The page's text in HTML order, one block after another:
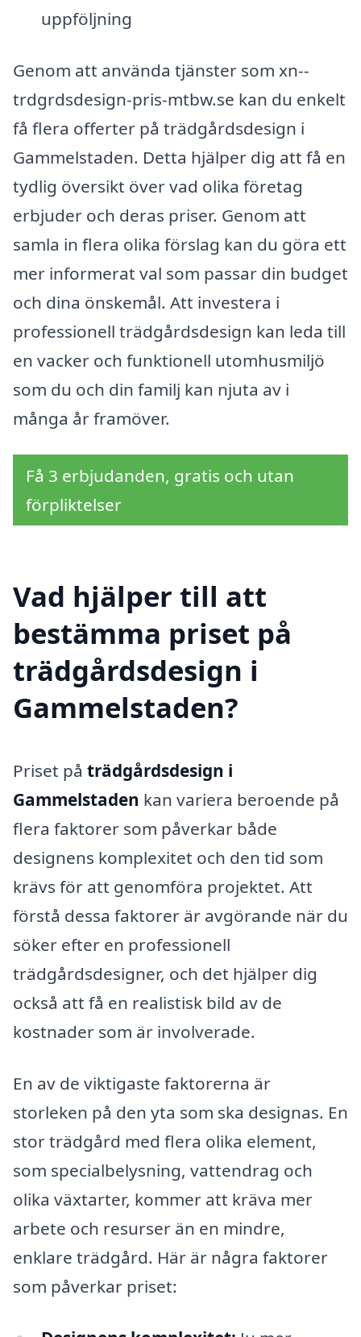
uppföljning
Genom att använda tjänster som xn--
trdgrdsdesign-pris-mtbw.se kan du enkelt
få flera offerter på trädgårdsdesign i
Gammelstaden. Detta hjälper dig att få en
tydlig översikt över vad olika företag
erbjuder och deras priser. Genom att
samla in flera olika förslag kan du göra ett
mer informerat val som passar din budget
och dina önskemål. Att investera i
professionell trädgårdsdesign kan leda till
en vacker och funktionell utomhusmiljö
som du och din familj kan njuta av i
många år framöver.
Få 3 erbjudanden, gratis och utan
förpliktelser
Vad hjälper till att
bestämma priset på
trädgårdsdesign i
Gammelstaden?
Priset på trädgårdsdesign i
Gammelstaden kan variera beroende på
flera faktorer som påverkar både
designens komplexitet och den tid som
krävs för att genomföra projektet. Att
förstå dessa faktorer är avgörande när du
söker efter en professionell
trädgårdsdesigner, och det hjälper dig
också att få en realistisk bild av de
kostnader som är involverade.
En av de viktigaste faktorerna är
storleken på den yta som ska designas. En
stor trädgård med flera olika element,
som specialbelysning, vattendrag och
olika växtarter, kommer att kräva mer
arbete och resurser än en mindre,
enklare trädgård. Här är några faktorer
som påverkar priset: